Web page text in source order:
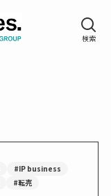
#IP business
#転売